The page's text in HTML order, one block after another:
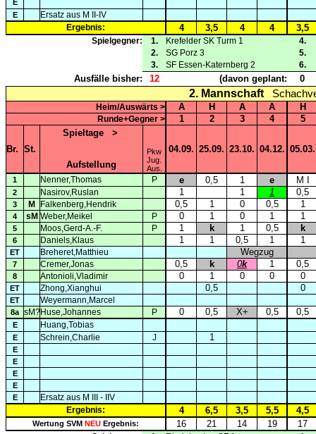
E
E
Ersatz aus M II-IV
Ergebnis:
4 3,5 4 4 3,5
Spielgegner: 1. Krefelder SK Turm 1
4.
2.
SG Porz 3
5.
3.
SF Essen-Katernberg 2 6.
Ausfälle bisher: 12 (davon geplant: 0
2. Mannschaft
Heim/Auswärts > A H A A H
Runde+Gegner > 1 2 3 4 5
Br. St.
Spieltage >
Aufstellung
Pkw
Jug.
Aus.
04.09. 25.09. 23.10. 04.12. 05.03.
1 Nenner,Thomas P e 0,5 1 e M I
2 Nasirov,Ruslan 1 1 1 0,5
3 M Falkenberg,Hendrik 0,5 1 0 0,5 1
4 sM Weber,Meikel P 0 1 0 1 1
5 Moos,Gerd-A.-F. P 1 k 1 0,5 k
6 Daniels,Klaus 1 1 0,5 1 1
ET Breheret,Matthieu Wegzug
7 Cremer,Jonas 0,5 k 0k 1 0,5
8 Antonioli,Vladimir 0 1 0 0 0
ET Zhong,Xianghui 0,5 0
ET Weyermann,Marcel
8a sM? Huse,Johannes P 0 0,5 X+ 0,5 0,5
E Huang,Tobias
E Schrein,Charlie J 1
E
E
E
E
E
Ersatz aus M III - IIV
Ergebnis:
4 6,5 3,5 5,5 4,5
Wertung SVM NEU Ergebnis: 16 21 14 19 17